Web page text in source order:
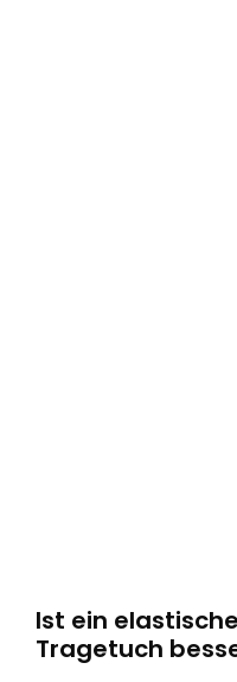
Ist ein
Tragetuch